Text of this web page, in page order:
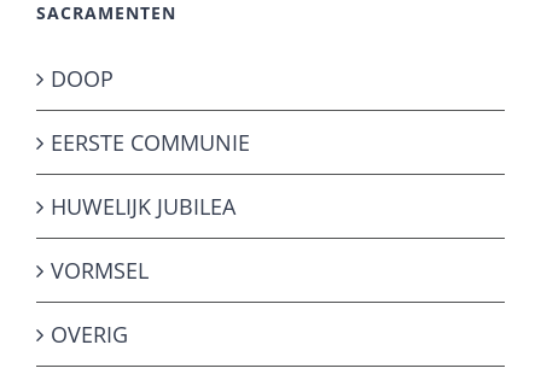
SACRAMENTEN
DOOP
EERSTE COMMUNIE
HUWELIJK JUBILEA
VORMSEL
OVERIG